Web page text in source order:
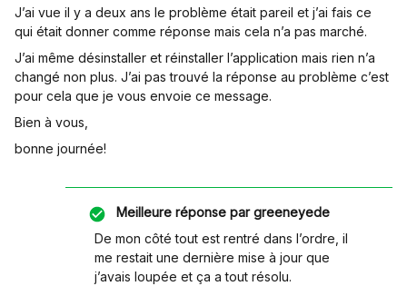
J’ai vue il y a deux ans le problème était pareil et j’ai fais ce
qui était donner comme réponse mais cela n’a pas marché.
J’ai même désinstaller et réinstaller l’application mais rien n’a
changé non plus. J’ai pas trouvé la réponse au problème c’est
pour cela que je vous envoie ce message.
Bien à vous,
bonne journée!
Meilleure réponse pargreeneyede
De mon côté tout est rentré dans l’ordre, il
me restait une dernière mise à jour que
j’avais loupée et ça a tout résolu.